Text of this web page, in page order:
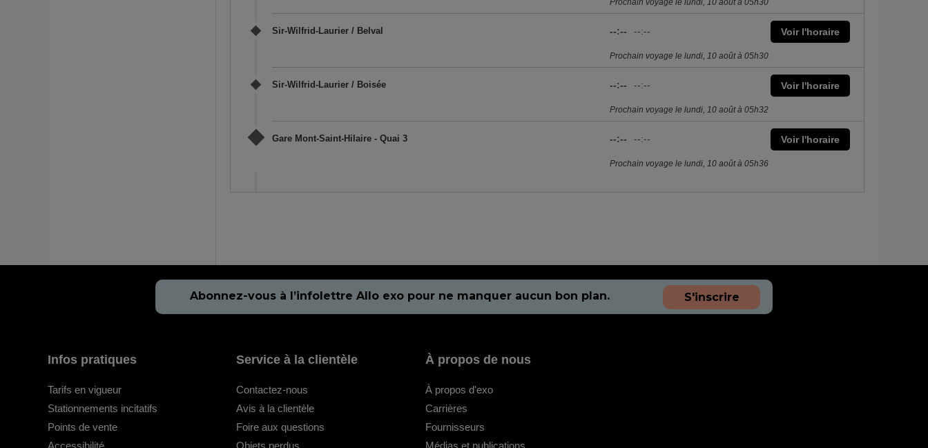
Prochain voyage le lundi, 10 août à 05h30
Sir-Wilfrid-Laurier / Belval Voir l'horaire
--:-- --:--
Prochain voyage le lundi, 10 août à 05h30
Sir-Wilfrid-Laurier / Boisée Voir l'horaire
--:-- --:--
Prochain voyage le lundi, 10 août à 05h32
Gare Mont-Saint-Hilaire - Quai 3 Voir l'horaire
--:-- --:--
Prochain voyage le lundi, 10 août à 05h36
Abonnez-vous à l’infolettre Allo exo pour ne manquer aucun bon plan. S'inscrire
Infos pratiques
Tarifs en vigueur
Stationnements incitatifs
Points de vente
Accessibilité
Service à la clientèle
Contactez-nous
Avis à la clientèle
Foire aux questions
Objets perdus
À propos de nous
À propos d'exo
Carrières
Fournisseurs
Médias et publications